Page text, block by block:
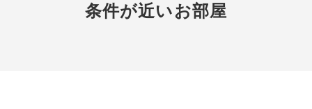
条件が近いお部屋